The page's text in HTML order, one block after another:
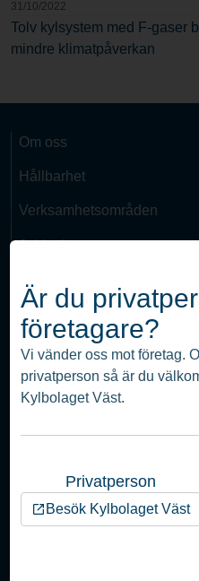
31/10/2022
Tolv kylsystem med F-gaser
mindre klimatpåverkan
Om oss
Hållbarhet
Verksamhetsområden
Jobba hos oss
Visselblåsare
Integritetspolicy
Edingsvägen 6
451 52 Uddevalla
© Nordic Climate Group
Är du
företagare?
Vi vänder oss mot företag.
privatperson så är du
Kylbolaget Väst.
Privatperson
Besök Kylbolaget Väst